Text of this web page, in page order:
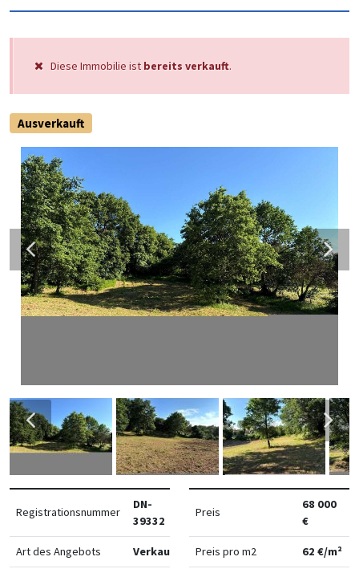
Diese Immobilie ist bereits verkauft.
Ausverkauft
Registrationsnummer
DN-
39332
Art des Angebots Verkauf
Preis
68 000
€
Preis pro m2 62 €/m²